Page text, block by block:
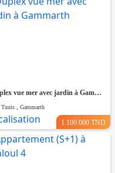
Duplex vue mer avec jardin à Gammarth
Tunis , Gammarth
1.100.000 TND